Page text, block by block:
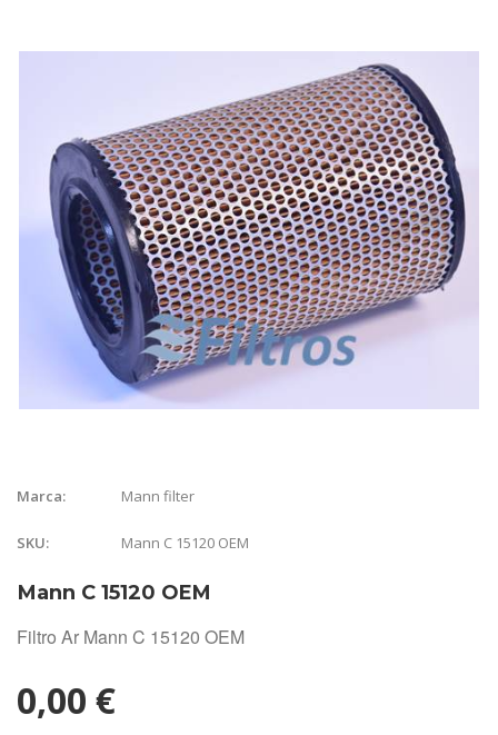
Marca: Mann filter
SKU: Mann C 15120 OEM
Mann C 15120 OEM
Filtro Ar Mann C 15120 OEM
0,00 €